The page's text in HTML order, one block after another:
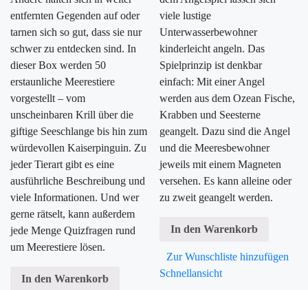
entfernten Gegenden auf oder
tarnen sich so gut, dass sie nur
schwer zu entdecken sind. In
dieser Box werden 50
erstaunliche Meerestiere
vorgestellt – vom
unscheinbaren Krill über die
giftige Seeschlange bis hin zum
würdevollen Kaiserpinguin. Zu
jeder Tierart gibt es eine
ausführliche Beschreibung und
viele Informationen. Und wer
gerne rätselt, kann außerdem
jede Menge Quizfragen rund
um Meerestiere lösen.
In den Warenkorb
viele lustige
Unterwasserbewohner
kinderleicht angeln. Das
Spielprinzip ist denkbar
einfach: Mit einer Angel
werden aus dem Ozean Fische,
Krabben und Seesterne
geangelt. Dazu sind die Angel
und die Meeresbewohner
jeweils mit einem Magneten
versehen. Es kann alleine oder
zu zweit geangelt werden.
In den Warenkorb
Zur Wunschliste hinzufügen
Schnellansicht